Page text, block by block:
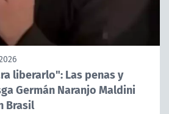
liberarlo": Las penas y
Germán Naranjo Maldini
Brasil